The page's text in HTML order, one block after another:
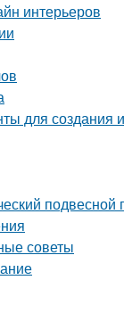
интерьеров
для создания
подвесной
советы